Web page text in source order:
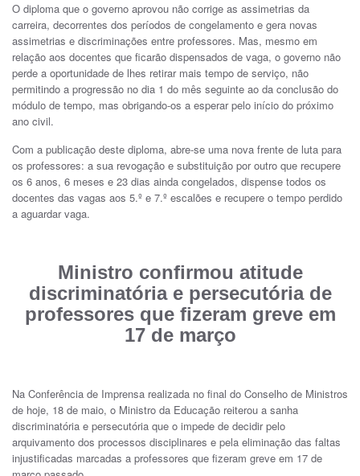
O diploma que o governo aprovou não corrige as assimetrias da
carreira, decorrentes dos períodos de congelamento e gera novas
assimetrias e discriminações entre professores. Mas, mesmo em
relação aos docentes que ficarão dispensados de vaga, o governo não
perde a oportunidade de lhes retirar mais tempo de serviço, não
permitindo a progressão no dia 1 do mês seguinte ao da conclusão do
módulo de tempo, mas obrigando-os a esperar pelo início do próximo
ano civil.
Com a publicação deste diploma, abre-se uma nova frente de luta para
os professores: a sua revogação e substituição por outro que recupere
os 6 anos, 6 meses e 23 dias ainda congelados, dispense todos os
docentes das vagas aos 5.º e 7.º escalões e recupere o tempo perdido
a aguardar vaga.
Ministro confirmou atitude
discriminatória e persecutória de
professores que fizeram greve em
17 de março
Na Conferência de Imprensa realizada no final do Conselho de Ministros
de hoje, 18 de maio, o Ministro da Educação reiterou a sanha
discriminatória e persecutória que o impede de decidir pelo
arquivamento dos processos disciplinares e pela eliminação das faltas
injustificadas marcadas a professores que fizeram greve em 17 de